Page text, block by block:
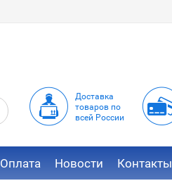
Доставка
товаров по
всей России
Оплата Новости Контакты